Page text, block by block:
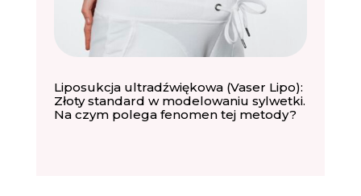
Liposukcja ultradźwiękowa (Vaser Lipo):
Złoty standard w modelowaniu sylwetki.
Na czym polega fenomen tej metody?